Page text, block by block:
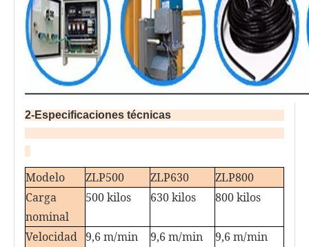
2-Especificaciones técnicas
Modelo ZLP500 ZLP630
ZLP800
Carga
nominal
500 kilos 630 kilos 800 kilos
Velocidad 9,6 m/min 9,6 m/min 9,6 m/min